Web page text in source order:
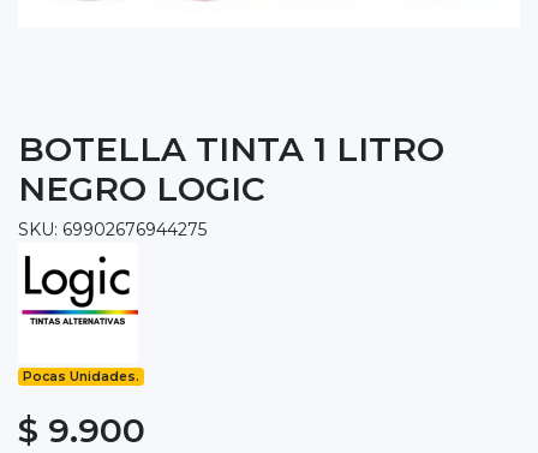
BOTELLA TINTA 1 LITRO
NEGRO LOGIC
SKU: 69902676944275
Pocas Unidades.
$ 9.900